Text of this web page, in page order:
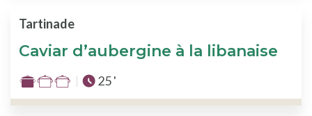
sur
Caviar d’aubergine à la libanaise
Tartinade
Difficulté
:
Temps total :
25 '